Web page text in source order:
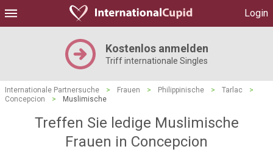
Login
Kostenlos anmelden
Triff internationale Singles
Internationale Partnersuche > Frauen > Philippinische > Tarlac
>
Concepcion
> Muslimische
Treffen Sie ledige Muslimische
Frauen in Concepcion